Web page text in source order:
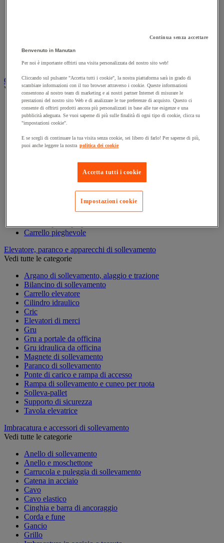
Carrello portabombole
Carrello specifico
Carrello a ripiani e rimorchio industriale
Vedi tutte le categorie
Accessori per carrello
Carrello a livello costante
Carrello a piattaforma
Carrello con pareti a griglia
Carrello con ripiani
Carrello con ripiani in alluminio e in inox
Carrello con sponda fissa e rimovibile
Carrello per carichi lunghi e voluminosi
Carrello per contenitori
Carrello pieghevole
Elevatore, paranco e apparecchi di sollevamento
Vedi tutte le categorie
Argano di sollevamento, alaggio e trazione
Bilancino di sollevamento
Carrello elevatore
Cilindro idraulico
Cric
Elevatori di merci
Gru
Gru a portale da officina
Gru idraulica da officina
Magnete di sollevamento
Paranco di sollevamento
Ponte di carico e rampa di accesso
Rampa di sollevamento e cuneo per ruota
Solleva-pallet
Supporto di sicurezza
Tavola elevatrice
Imbracatura e accessori di sollevamento
Vedi tutte le categorie
Anello di sollevamento
Anello e moschettone
Carrucola e puleggia di sollevamento
Catena in acciaio
Cavo
Cavo elastico
Cinghia e barra di ancoraggio
Corda e fune
Gancio
Grillo
Continua senza accettare
Benvenuto in Manutan
Per noi è importante offrirti una visita personalizzata del nostro sito web!
Cliccando sul pulsante "Accetta tutti i cookie", la nostra piattaforma sarà in grado di
scambiare informazioni con il tuo browser attraverso i cookie. Queste informazioni
consentono al nostro team di marketing e ai nostri partner Internet di misurare le
prestazioni del nostro sito Web e di analizzare le tue preferenze di acquisto. Questo ci
consente di offrirti prodotti ancora più personalizzati in base alle tue esigenze e una
pubblicità adeguata. Se vuoi saperne di più sulle finalità di ogni tipo di cookie, clicca su
"impostazioni cookie".
E se scegli di continuare la tua visita senza cookie, sei libero di farlo! Per saperne di più,
puoi anche leggere la nostra politica dei cookie
Accetta tutti i cookie
Impostazioni cookie